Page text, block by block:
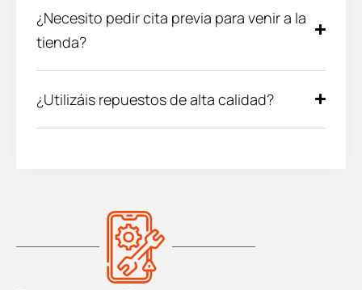
¿Necesito pedir cita previa para venir a la
tienda?
¿Utilizáis repuestos de alta calidad?